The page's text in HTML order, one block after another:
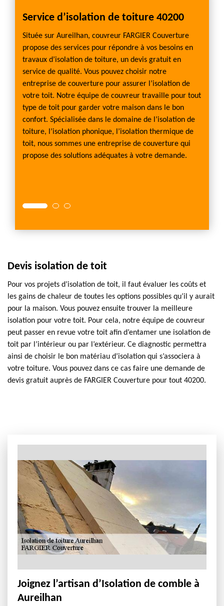
Service d’isolation de toiture 40200
Située sur Aureilhan, couvreur FARGIER Couverture
propose des services pour répondre à vos besoins en
travaux d’isolation de toiture, un devis gratuit en
service de qualité. Vous pouvez choisir notre
entreprise de couverture pour assurer l’isolation de
votre toit. Notre équipe de couvreur travaille pour tout
type de toit pour garder votre maison dans le bon
confort. Spécialisée dans le domaine de l’isolation de
toiture, l’isolation phonique, l’isolation thermique de
toit, nous sommes une entreprise de couverture qui
propose des solutions adéquates à votre demande.
Devis isolation de toit
Pour vos projets d’isolation de toit, il faut évaluer les coûts et
les gains de chaleur de toutes les options possibles qu’il y aurait
pour la maison. Vous pouvez ensuite trouver la meilleure
isolation pour votre toit. Pour cela, notre équipe de couvreur
peut passer en revue votre toit afin d’entamer une isolation de
toit par l’intérieur ou par l’extérieur. Ce diagnostic permettra
ainsi de choisir le bon matériau d’isolation qui s’associera à
votre toiture. Vous pouvez dans ce cas faire une demande de
devis gratuit auprès de FARGIER Couverture pour tout 40200.
Joignez l’artisan d’Isolation de comble à
Aureilhan